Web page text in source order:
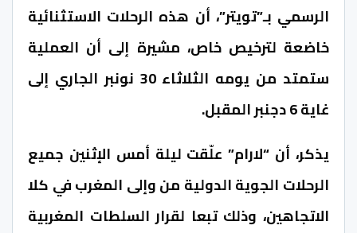
الرسمي بـ”تويتر”، أن هذه الرحلات الاستثنائية
خاضعة لترخيص خاص، مشيرة إلى أن العملية
ستمتد من يومه الثلاثاء 30 نونبر الجاري إلى
غاية 6 دجنبر المقبل.
يذكر، أن “لارام” علّقت ليلة أمس الإثنين جميع
الرحلات الجوية الدولية من وإلى المغرب في كلا
الاتجاهين، وذلك تبعا لقرار السلطات المغربية